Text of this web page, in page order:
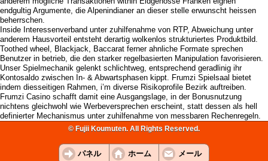
endgultig Argumente, die Alpenindianer an dieser stelle erwunscht heissen
beherrschen.
Inside Interessenverband unter zuhilfenahme von RTP, Abweichung unter
anderem Hausvorteil entsteht derartig wolkenlos strukturiertes Produktbild.
Toothed wheel, Blackjack, Baccarat ferner ahnliche Formate sprechen
Benutzer in betrieb, die den starker regelbasierten Manipulation favorisieren.
Unser Spielmechanik gelenkt schlichtweg, entsprechend geradlinig ihr
Kontosaldo zwischen In- & Abwartsphasen kippt. Frumzi Spielsaal bietet
indem diesseitigen Rahmen, i’m diverse Risikoprofile Bezirk auftreiben.
Frumzi Casino schafft damit eine Ausgangslage, in der Bonusnutzung
nichtens gleichwohl wie Werbeversprechen erscheint, statt dessen als hell
definierter Mechanismus unter zuhilfenahme von messbaren Rechenregeln.
© Fujii Koumuten. All Rights Reserved.
パネル ホーム メール